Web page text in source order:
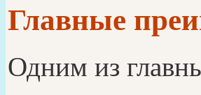
Главные
Одним из